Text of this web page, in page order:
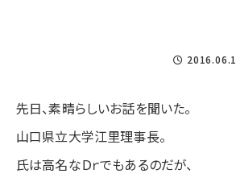
先日、素晴らしいお話を聞いた。
山口県立大学江里理事長。
氏は高名なＤｒでもあるのだが、